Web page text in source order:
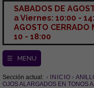
SABADOS DE
a Viernes: 10:00 -
AGOSTO
10 - 18:00
☰ MENU
Sección actual: INICIO
OJOS ALARGADOS EN TONOS